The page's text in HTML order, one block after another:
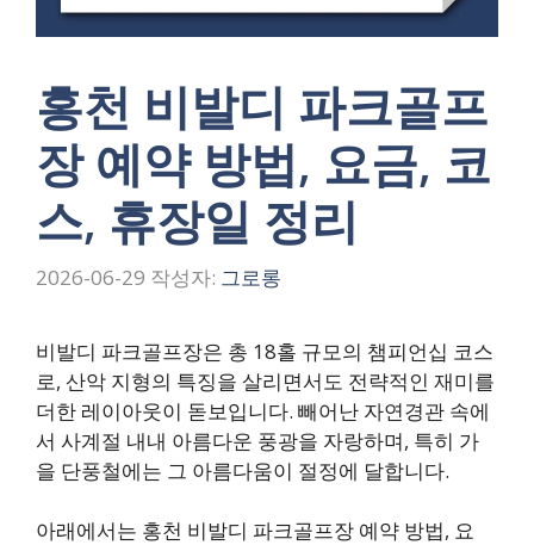
홍천 비발디 파크골프
장 예약 방법, 요금, 코
스, 휴장일 정리
2026-06-29 작성자: 그로롱
비발디 파크골프장은 총 18홀 규모의 챔피언십 코스
로, 산악 지형의 특징을 살리면서도 전략적인 재미를
더한 레이아웃이 돋보입니다. 빼어난 자연경관 속에
서 사계절 내내 아름다운 풍광을 자랑하며, 특히 가
을 단풍철에는 그 아름다움이 절정에 달합니다.
아래에서는 홍천 비발디 파크골프장 예약 방법, 요